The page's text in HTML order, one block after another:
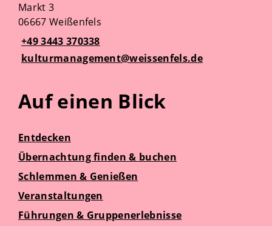
Markt 3
06667 Weißenfels
+49 3443 370338
kulturmanagement@weissenfels.de
Auf einen Blick
Entdecken
Übernachtung finden & buchen
Schlemmen & Genießen
Veranstaltungen
Führungen & Gruppenerlebnisse